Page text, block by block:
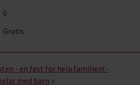
0
Gratis
- en fest för hela familjen! -
med barn